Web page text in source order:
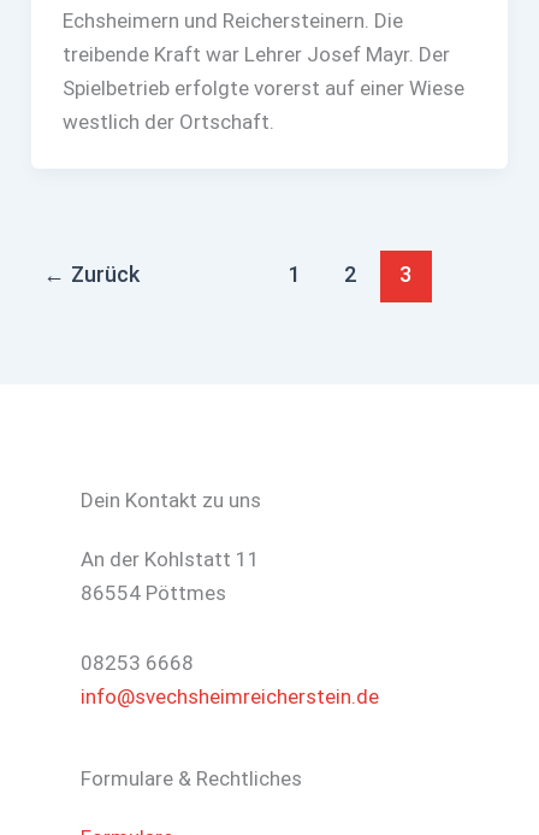
Echsheimern und Reichersteinern. Die
treibende Kraft war Lehrer Josef Mayr. Der
Spielbetrieb erfolgte vorerst auf einer Wiese
westlich der Ortschaft.
← Zurück 1 2 3
Dein Kontakt zu uns
An der Kohlstatt 11
86554 Pöttmes
08253 6668
info@svechsheimreicherstein.de
Formulare & Rechtliches